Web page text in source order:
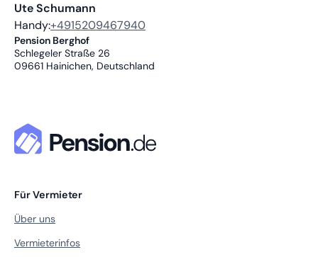
Ute Schumann
Handy:+4915209467940
Pension Berghof
Schlegeler Straße 26
09661 Hainichen, Deutschland
Für Vermieter
Über uns
Vermieterinfos